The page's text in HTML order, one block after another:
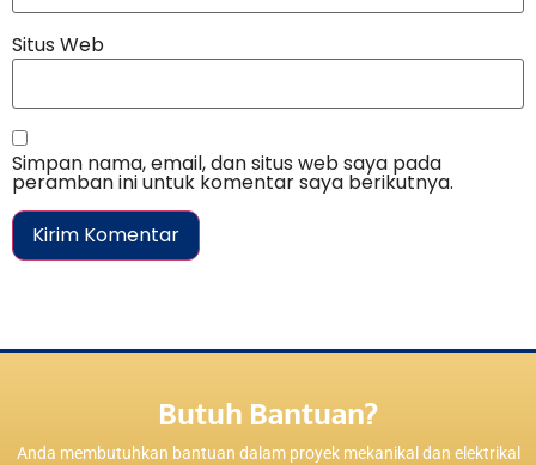
Situs Web
Simpan nama, email, dan situs web saya pada
peramban ini untuk komentar saya berikutnya.
Butuh Bantuan?
Anda membutuhkan bantuan dalam proyek mekanikal dan elektrikal